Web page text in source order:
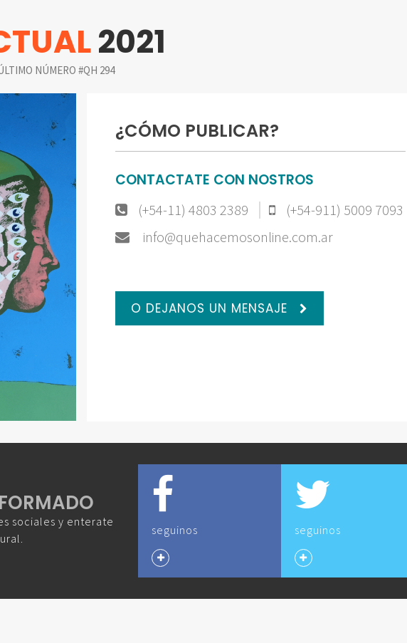
2021
NÚMERO #QH 294
¿CÓMO PUBLICAR?
CONTACTATE CON NOSTROS
(+54-11) 4803 2389
(+54-911) 5009 7093
info@quehacemosonline.com.ar
O DEJANOS UN MENSAJE
sociales y enterate
seguinos seguinos